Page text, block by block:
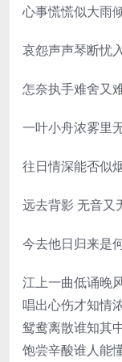
心事慌慌似大雨
哀怨声声琴断忧
怎奈执手难舍又
一叶小舟浓雾里
往日情深能否似
远去背影 无音又
今去他日归来是
江上一曲低诵晚
唱出心伤才知情
鸳鸯离散谁知其
饱尝辛酸谁人能